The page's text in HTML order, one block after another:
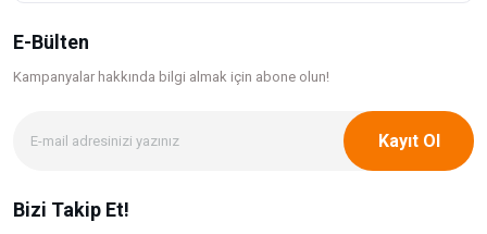
E-Bülten
Kampanyalar hakkında bilgi almak için abone olun!
Kayıt Ol
Bizi Takip Et!